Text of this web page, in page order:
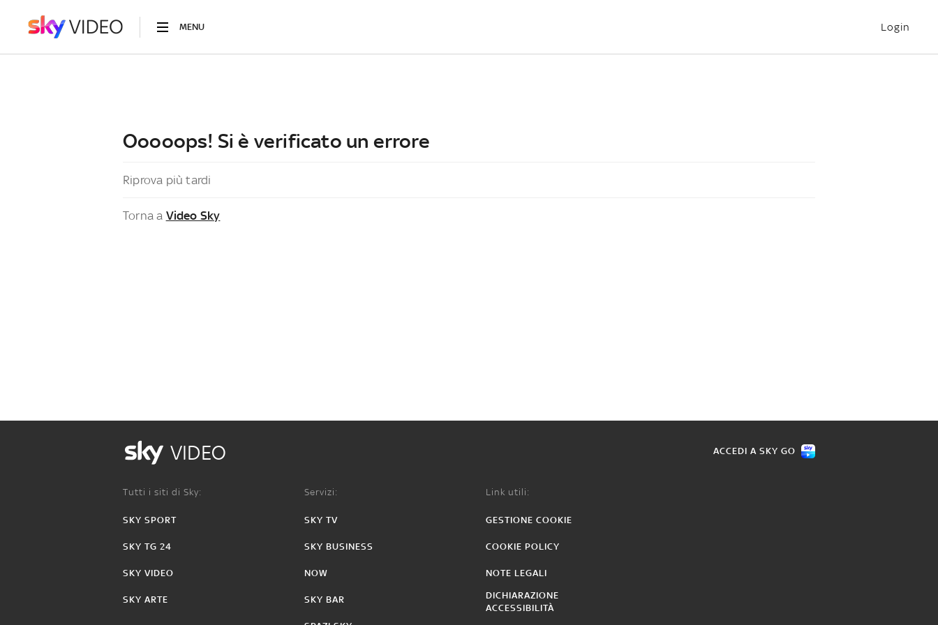
MENU Login
Ooooops! Si è verificato un errore
Riprova più tardi
Torna a Video Sky
VIDEO ACCEDI A SKY GO
Tutti i siti di Sky:
SKY SPORT
SKY TG 24
SKY VIDEO
SKY ARTE
Servizi:
SKY TV
SKY BUSINESS
NOW
SKY BAR
Link utili:
GESTIONE COOKIE
COOKIE POLICY
NOTE LEGALI
DICHIARAZIONE
ACCESSIBILITÀ